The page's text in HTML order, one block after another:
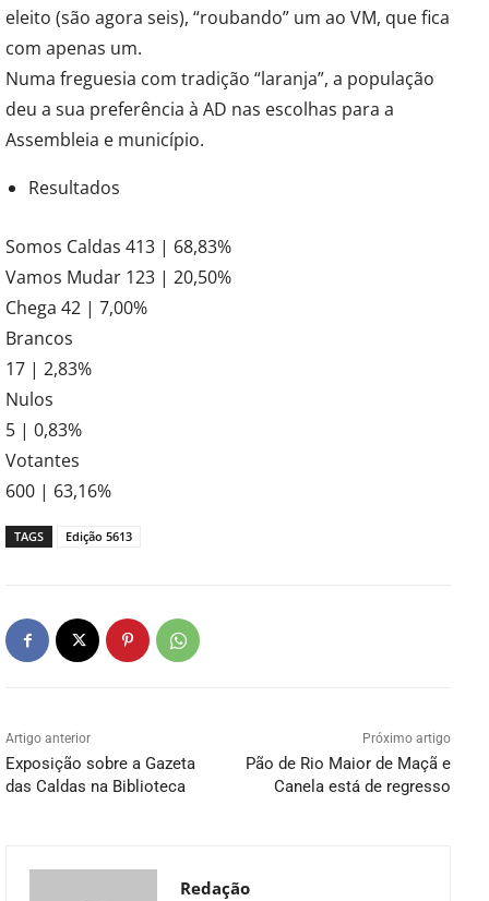
eleito (são agora seis), “roubando” um ao VM, que fica
com apenas um.
Numa freguesia com tradição “laranja”, a população
deu a sua preferência à AD nas escolhas para a
Assembleia e município.
Resultados
Somos Caldas 413 | 68,83%
Vamos Mudar 123 | 20,50%
Chega 42 | 7,00%
Brancos
17 | 2,83%
Nulos
5 | 0,83%
Votantes
600 | 63,16%
TAGS Edição 5613
Artigo anterior
Exposição sobre a Gazeta
das Caldas na Biblioteca
Próximo artigo
Pão de Rio Maior de Maçã e
Canela está de regresso
Redação